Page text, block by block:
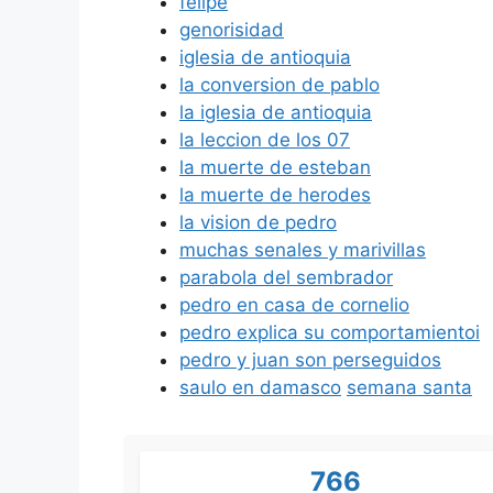
genorisidad
iglesia de antioquia
la conversion de pablo
la iglesia de antioquia
la leccion de los 07
la muerte de esteban
la muerte de herodes
la vision de pedro
muchas senales y marivillas
parabola del sembrador
pedro en casa de cornelio
pedro explica su comportamientoi
pedro y juan son perseguidos
saulo en damasco semana santa
766